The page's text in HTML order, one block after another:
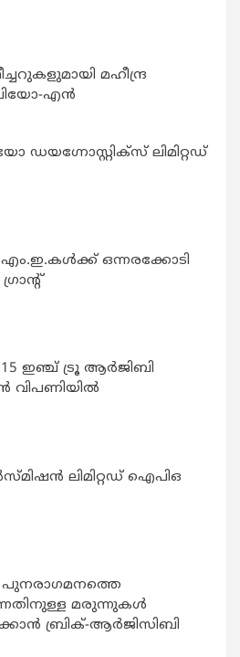
മഹീന്ദ്ര
എൻ
ഡയഗ്നോസ്റ്റിക്സ് ലിമിറ്റഡ്
ഒന്നരക്കോടി
ഇഞ്ച് ട്രൂ ആർജിബി
വിപണിയിൽ
ലിമിറ്റഡ് ഐപിഒ
മരുന്നുകള്‍
ബ്രിക്-ആര്‍ജിസിബി